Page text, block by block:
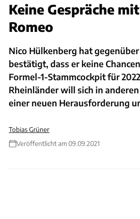
Keine Gespräche
Romeo
Nico Hülkenberg hat
bestätigt, dass er keine
Formel-1-Stammcockpit für
Rheinländer will sich in anderen
einer neuen Herausforderung
Tobias Grüner
Veröffentlicht am 09.09.2021